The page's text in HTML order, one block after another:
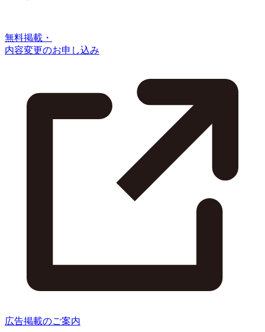
無料掲載・
内容変更のお申し込み
広告掲載のご案内